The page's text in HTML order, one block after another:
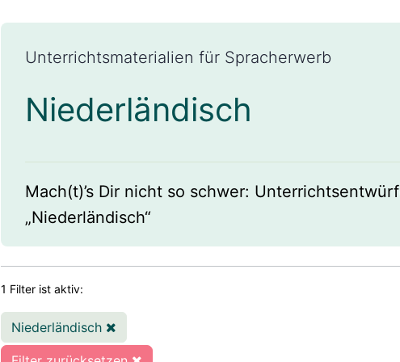
Unterrichtsmaterialien für Spracherwerb
Niederländisch
Mach(t)’s Dir nicht so schwer:
„Niederländisch“
1 Filter ist aktiv:
Niederländisch